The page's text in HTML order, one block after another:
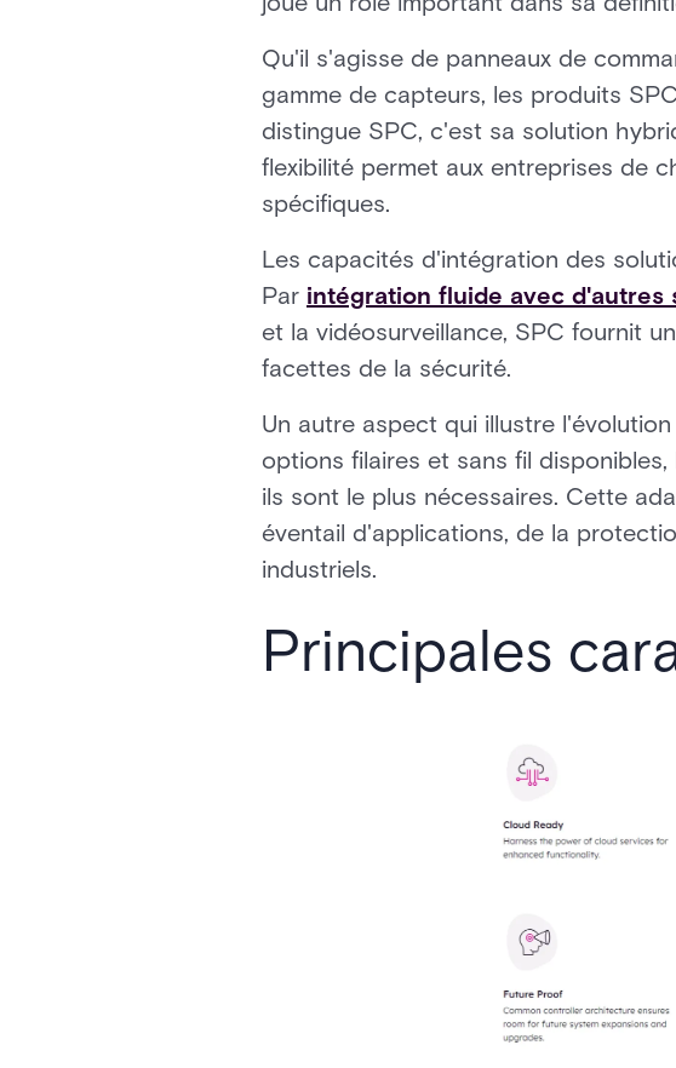
Qu'il s'agisse de panneaux de
gamme de capteurs, les produits
distingue SPC, c'est sa solution
flexibilité permet aux entreprises de
spécifiques.
Les capacités d'intégration des
Par intégration fluide avec d'autres
et la vidéosurveillance, SPC fournit
facettes de la sécurité.
Un autre aspect qui illustre
options filaires et sans fil
ils sont le plus nécessaires. Cette
éventail d'applications, de la
industriels.
Principales